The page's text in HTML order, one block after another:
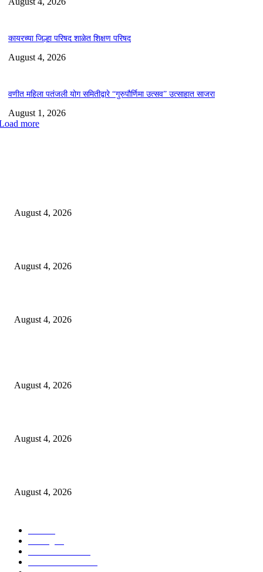
कायरच्या जिल्हा परिषद शाळेत शिक्षण परिषद
August 4, 2026
वणीत महिला पतंजली योग समितीद्वारे “गुरुपौर्णिमा उत्सव” उत्साहात साजरा
August 1, 2026
more
August 4, 2026
August 4, 2026
August 4, 2026
August 4, 2026
August 4, 2026
August 4, 2026